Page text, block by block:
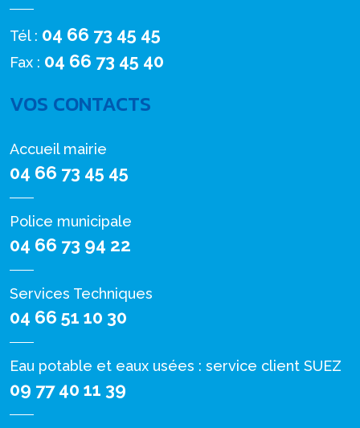
Tél : 04 66 73 45 45
Fax : 04 66 73 45 40
VOS CONTACTS
Accueil mairie
04 66 73 45 45
Police municipale
04 66 73 94 22
Services Techniques
04 66 51 10 30
Eau potable et eaux usées : service client SUEZ
09 77 40 11 39